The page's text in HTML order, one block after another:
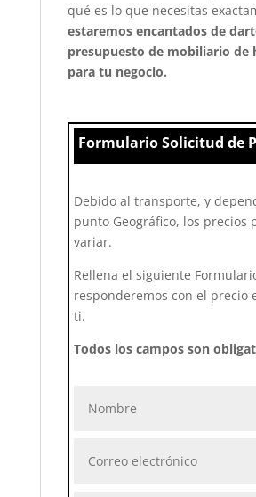
qué es lo que necesitas
estaremos encantados de
presupuesto de mobiliario de
para tu negocio.
Formulario Solicitud de
Debido al transporte, y
punto Geográfico, los precios
variar.
Rellena el siguiente
responderemos con el precio
ti.
Todos los campos son